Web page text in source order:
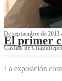
De septiembre de 2013
El primer
Castillo de
La exposición